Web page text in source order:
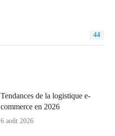
44
Tendances de la logistique e-
commerce en 2026
6 août 2026